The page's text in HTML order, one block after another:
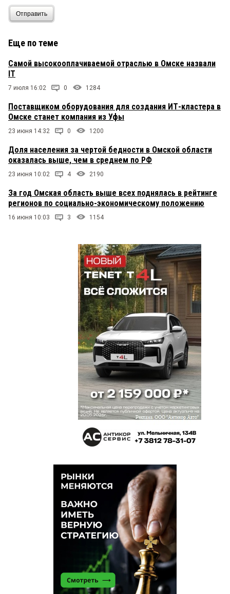
Отправить
Еще по теме
Самой высокооплачиваемой отраслью в Омске назвали
IT
7 июля 16:02 0 1284
Поставщиком оборудования для создания ИТ-кластера в
Омске станет компания из Уфы
23 июня 14:32 0 1200
Доля населения за чертой бедности в Омской области
оказалась выше, чем в среднем по РФ
23 июня 10:02 4 2190
За год Омская область выше всех поднялась в рейтинге
регионов по социально-экономическому положению
16 июня 10:03 3 1154